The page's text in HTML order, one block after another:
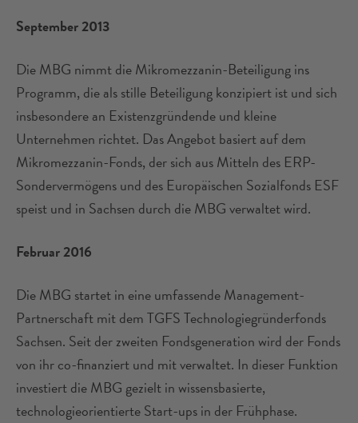
September 2013
Die MBG nimmt die Mikromezzanin-Beteiligung ins
Programm, die als stille Beteiligung konzipiert ist und sich
insbesondere an Existenzgründende und kleine
Unternehmen richtet. Das Angebot basiert auf dem
Mikromezzanin-Fonds, der sich aus Mitteln des ERP-
Sondervermögens und des Europäischen Sozialfonds ESF
speist und in Sachsen durch die MBG verwaltet wird.
Februar 2016
Die MBG startet in eine umfassende Management-
Partnerschaft mit dem TGFS Technologiegründerfonds
Sachsen. Seit der zweiten Fondsgeneration wird der Fonds
von ihr co-finanziert und mit verwaltet. In dieser Funktion
investiert die MBG gezielt in wissensbasierte,
technologieorientierte Start-ups in der Frühphase.